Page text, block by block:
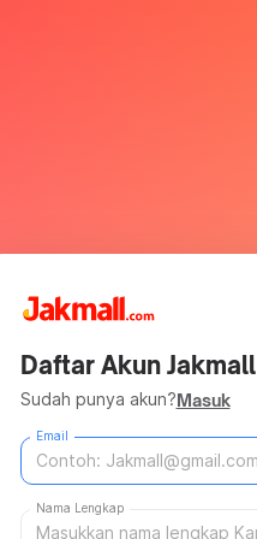
Daftar Akun Jakmall
Sudah punya akun?Masuk
Email
Nama Lengkap